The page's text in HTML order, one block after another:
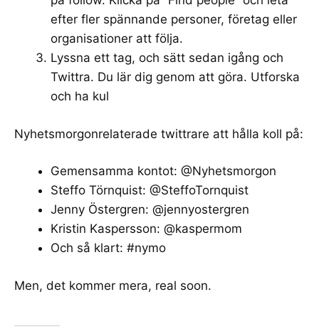
efter fler spännande personer, företag eller
organisationer att följa.
Lyssna ett tag, och sätt sedan igång och
Twittra. Du lär dig genom att göra. Utforska
och ha kul
Nyhetsmorgonrelaterade twittrare att hålla koll på:
Gemensamma kontot: @Nyhetsmorgon
Steffo Törnquist: @SteffoTornquist
Jenny Östergren: @jennyostergren
Kristin Kaspersson: @kaspermom
Och så klart: #nymo
Men, det kommer mera, real soon.